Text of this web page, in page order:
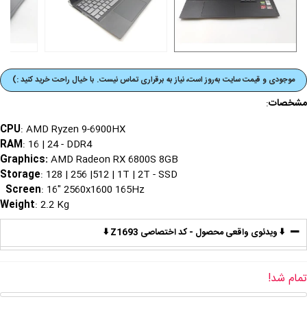
موجودی و قیمت‌ سایت به‌روز است، نیاز به برقراری تماس نیست. با خیال راحت خرید کنید :)
مشخصات:
CPU: AMD Ryzen 9-6900HX
RAM: 16 | 24 - DDR4
Graphics: AMD Radeon RX 6800S 8GB
Storage: 128 | 256 |512 | 1T | 2T - SSD
Screen: 16" 2560x1600 165Hz
Weight: 2.2 Kg
⬇️ ویدئوی واقعی محصول - کد اختصاصی Z1693 ⬇️
تمام شد!